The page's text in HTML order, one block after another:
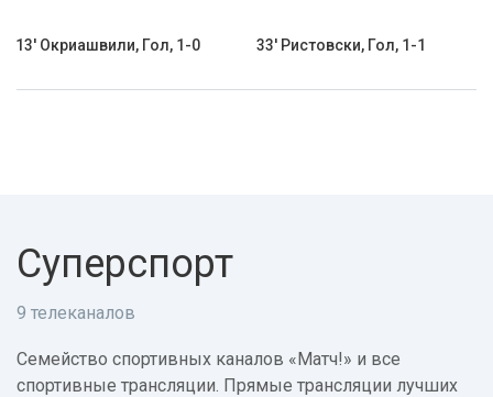
13' Окриашвили, Гол, 1-0 33' Ристовски, Гол, 1-1
Суперспорт
9 телеканалов
Семейство спортивных каналов «Матч!» и все
спортивные трансляции. Прямые трансляции лучших